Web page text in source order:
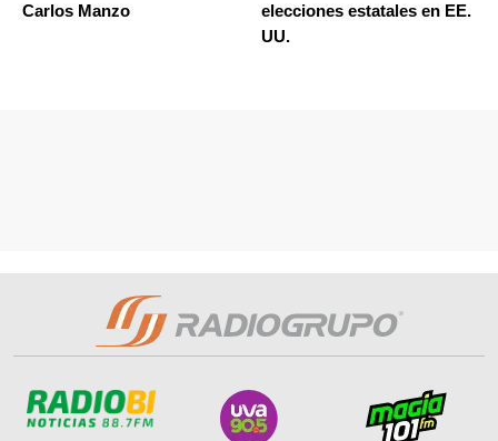
Carlos Manzo
elecciones estatales en EE.
UU.